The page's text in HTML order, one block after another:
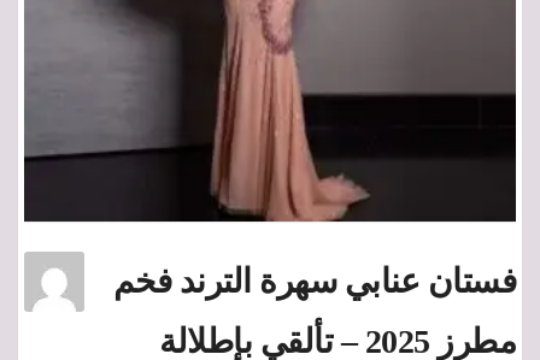
فستان عنابي سهرة الترند فخم
مطرز 2025 – تألقي بإطلالة